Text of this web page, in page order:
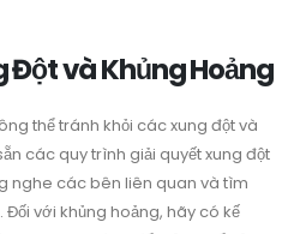
Đột và Khủng Hoảng
thể tránh khỏi các xung đột và
các quy trình giải quyết xung đột
nghe các bên liên quan và tìm
với khủng hoảng, hãy có kế